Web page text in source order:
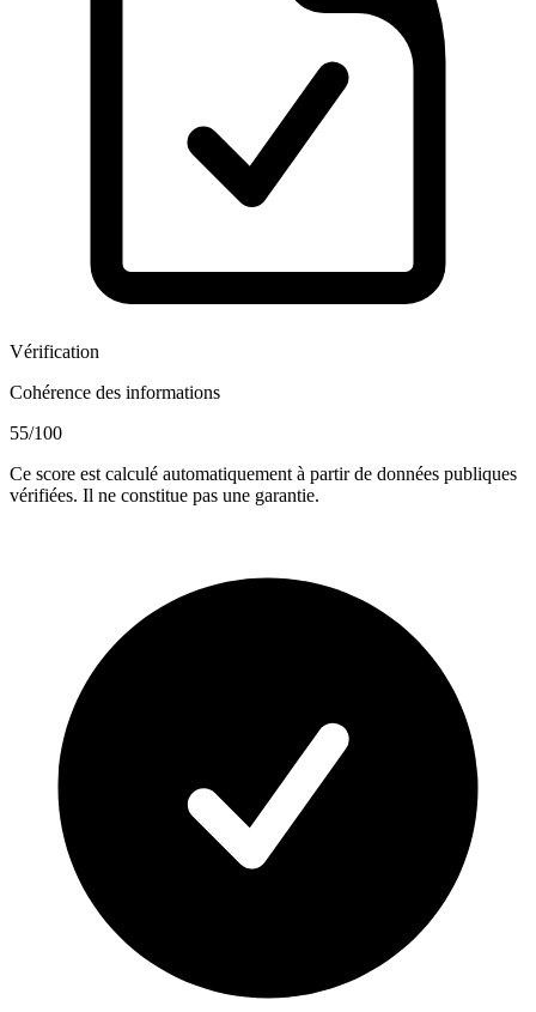
Vérification
Cohérence des informations
55/100
Ce score est calculé automatiquement à partir de données publiques
vérifiées. Il ne constitue pas une garantie.